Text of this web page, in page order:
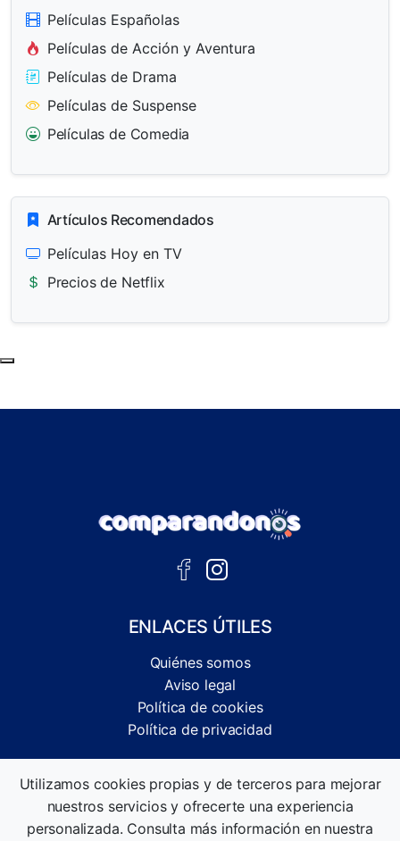
Películas Españolas
Películas de Acción y Aventura
Películas de Drama
Películas de Suspense
Películas de Comedia
Artículos Recomendados
Películas Hoy en TV
Precios de Netflix
ENLACES ÚTILES
Quiénes somos
Aviso legal
Política de cookies
Política de privacidad
informativas.
©2026 Comparandonos. Todos los derechos reservados.
Utilizamos cookies propias y de terceros para mejorar
nuestros servicios y ofrecerte una experiencia
personalizada. Consulta más información en nuestra